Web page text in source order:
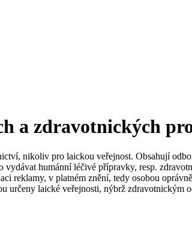
a zdravotnických
nikoliv pro laickou veřejnost. Obsahují
humánní léčivé přípravky, resp.
reklamy, v platném znění, tedy osobou
určeny laické veřejnosti, nýbrž